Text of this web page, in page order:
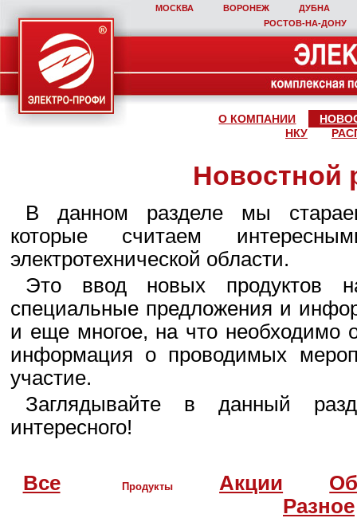
МОСКВА ВОРОНЕЖ
ДУБНА
РОСТОВ‑НА‑ДОНУ
О КОМПАНИИ
НКУ
Новостной
В данном разделе мы
которые считаем
электротехнической области.
Это ввод новых продуктов
специальные предложения и
и еще многое, на что необходимо
информация о проводимых
участие.
Заглядывайте в данный
интересного!
Все Продукты Акции
Разное